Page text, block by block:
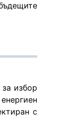
избор
с